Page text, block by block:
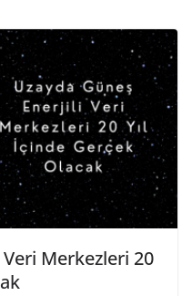
Merkezleri 20